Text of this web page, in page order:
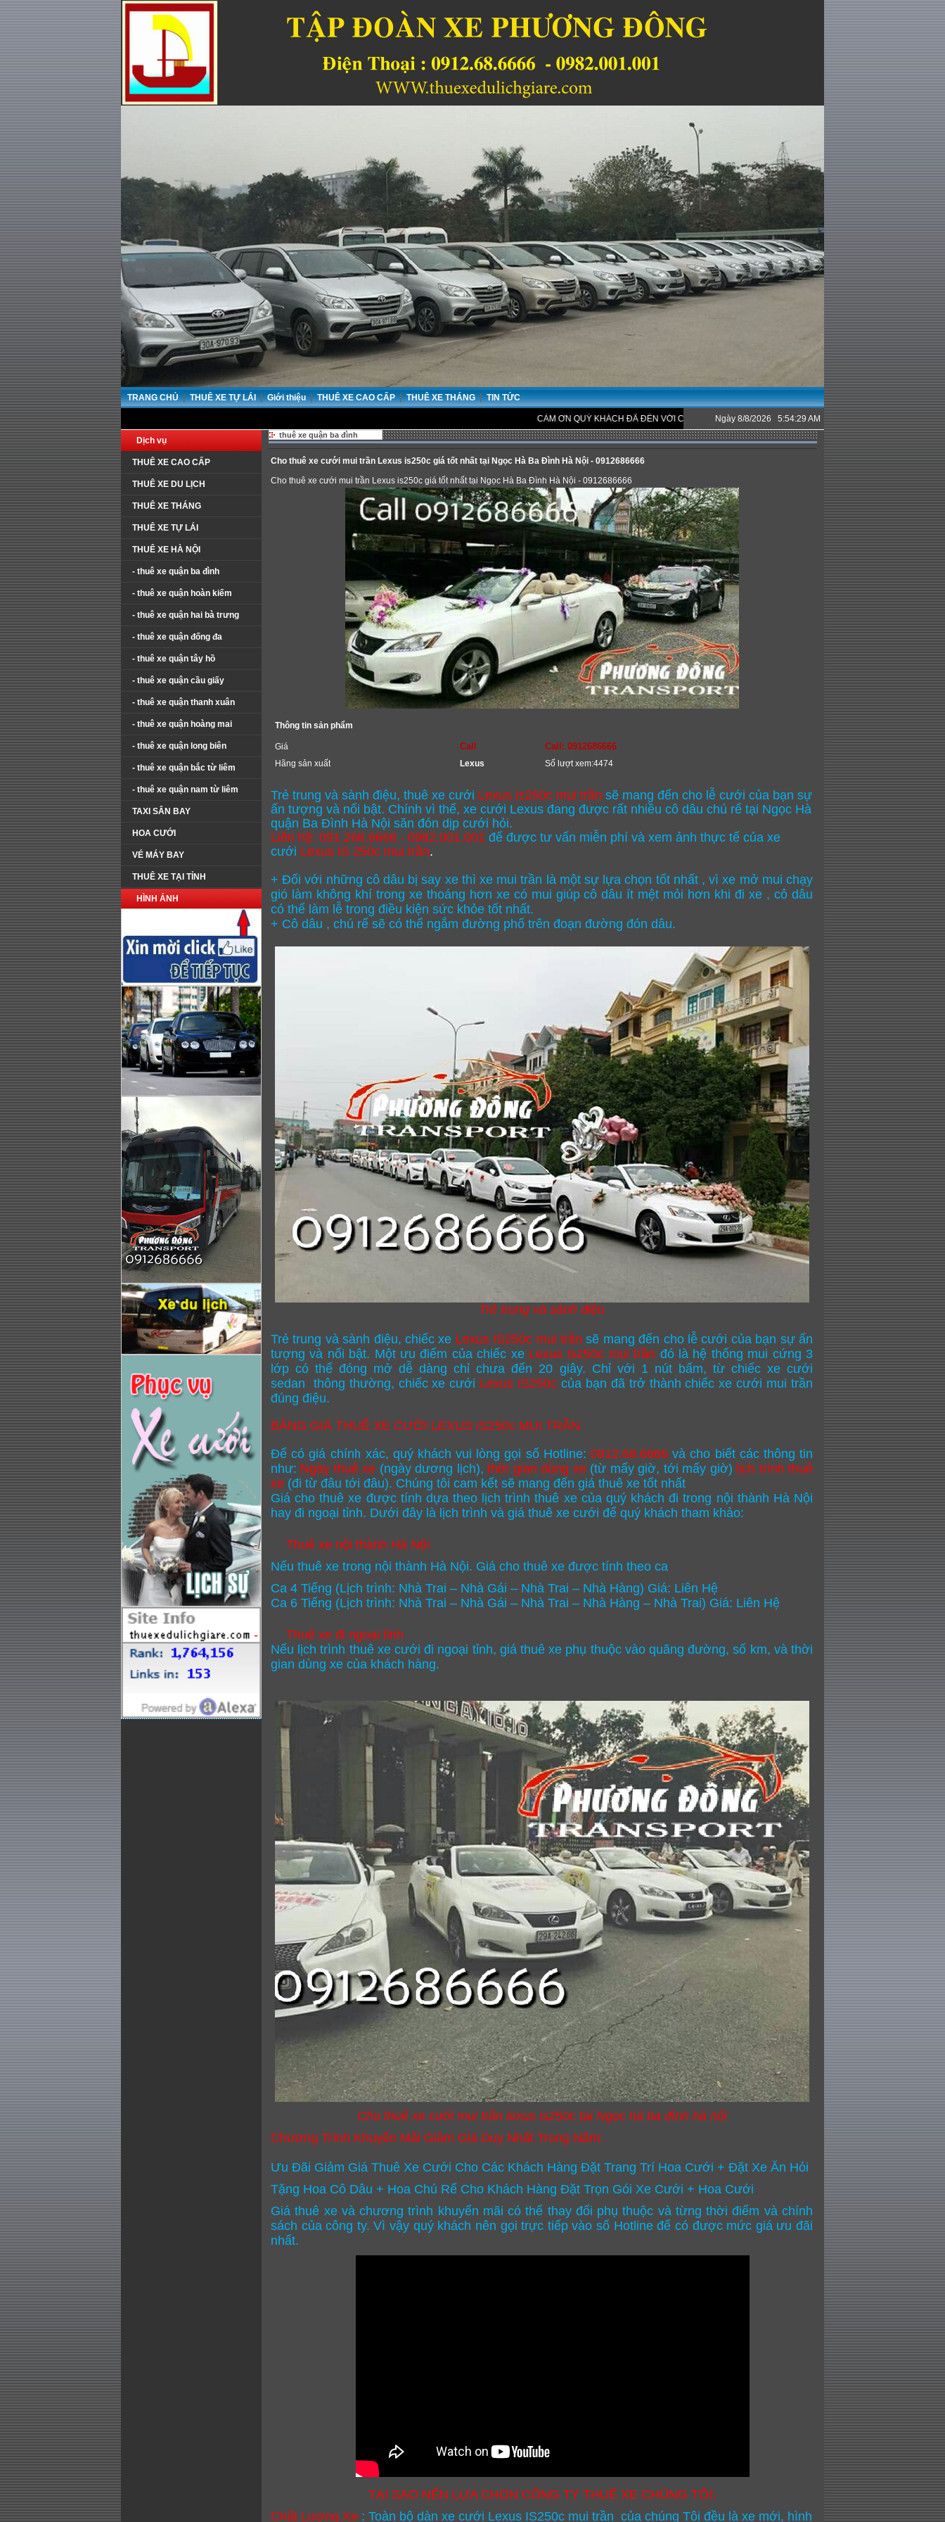
TRANG CHỦ | THUÊ XE TỰ LÁI | Giới thiệu | THUÊ XE CAO CẤP | THUÊ XE THÁNG | TIN TỨC
CẢM ƠN QUÝ KHÁCH ĐÃ ĐẾN VỚI CÔNG TY CHÚNG TÔI.Ngày 8/8/2026 5:54:29 AM
Dịch vụ
THUÊ XE CAO CẤP
THUÊ XE DU LỊCH
THUÊ XE THÁNG
THUÊ XE TỰ LÁI
THUÊ XE HÀ NỘI
- thuê xe quận ba đình
- thuê xe quận hoàn kiếm
- thuê xe quận hai bà trưng
- thuê xe quận đống đa
- thuê xe quận tây hồ
- thuê xe quận cầu giấy
- thuê xe quận thanh xuân
- thuê xe quận hoàng mai
- thuê xe quận long biên
- thuê xe quận bắc từ liêm
- thuê xe quận nam từ liêm
TAXI SÂN BAY
HOA CƯỚI
VÉ MÁY BAY
THUÊ XE TẠI TỈNH
HÌNH ẢNH
thuê xe quận ba đình
Cho thuê xe cưới mui trần Lexus is250c giá tốt nhất tại Ngọc Hà Ba Đình Hà Nội - 0912686666
Cho thuê xe cưới mui trần Lexus is250c giá tốt nhất tại Ngọc Hà Ba Đình Hà Nội - 0912686666
Thông tin sản phẩm
Giá Call Call: 0912686666
Hãng sản xuất Lexus Số lượt xem:4474
Trẻ trung và sành điệu, thuê xe cưới Lexus Is250c mui trần sẽ mang đến cho lễ cưới của bạn sự
ấn tượng và nổi bật. Chính vì thế, xe cưới Lexus đang được rất nhiều cô dâu chú rể tại Ngọc Hà
quận Ba Đình Hà Nội săn đón dịp cưới hỏi.
Liên hệ: 091.268.6666 - 0982.001.001 để được tư vấn miễn phí và xem ảnh thực tế của xe
cưới Lexus IS 250c mui trần.
+ Đối với những cô dâu bị say xe thì xe mui trần là một sự lựa chọn tốt nhất , vì xe mở mui chạy
gió làm không khí trong xe thoáng hơn xe có mui giúp cô dâu ít mệt mỏi hơn khi đi xe , cô dâu
có thể làm lễ trong điều kiện sức khỏe tốt nhất.
+ Cô dâu , chú rể sẽ có thể ngắm đường phố trên đoạn đường đón dâu.
Trẻ trung và sành điệu
Trẻ trung và sành điệu, chiếc xe Lexus IS250c mui trần sẽ mang đến cho lễ cưới của bạn sự ấn
tượng và nổi bật. Một ưu điểm của chiếc xe Lexus Is250c mui trần đó là hệ thống mui cứng 3
lớp có thể đóng mở dễ dàng chỉ chưa đến 20 giây. Chỉ với 1 nút bấm, từ chiếc xe cưới
sedan thông thường, chiếc xe cưới Lexus IS250ccủa bạn đã trở thành chiếc xe cưới mui trần
đúng điệu.
BẢNG GIÁ THUÊ XE CƯỚI LEXUS IS250c MUI TRẦN
Để có giá chính xác, quý khách vui lòng gọi số Hotline: 0912.68.6666 và cho biết các thông tin
như: Ngày thuê xe (ngày dương lịch),thời gian dùng xe (từ mấy giờ, tới mấy giờ) lịch trình thuê
xe (đi từ đâu tới đâu). Chúng tôi cam kết sẽ mang đến giá thuê xe tốt nhất
Giá cho thuê xe được tính dựa theo lịch trình thuê xe của quý khách đi trong nội thành Hà Nội
hay đi ngoại tỉnh. Dưới đây là lịch trình và giá thuê xe cưới để quý khách tham khảo:
-
Thuê xe nội thành Hà Nội
Nếu thuê xe trong nội thành Hà Nội. Giá cho thuê xe được tính theo ca
Ca 4 Tiếng (Lịch trình: Nhà Trai – Nhà Gái – Nhà Trai – Nhà Hàng) Giá: Liên Hệ
Ca 6 Tiếng (Lịch trình: Nhà Trai – Nhà Gái – Nhà Trai – Nhà Hàng – Nhà Trai) Giá: Liên Hệ
-
Thuê xe đi ngoại tỉnh
Nếu lịch trình thuê xe cưới đi ngoại tỉnh, giá thuê xe phụ thuộc vào quãng đường, số km, và thời
gian dùng xe của khách hàng.
Cho thuê xe cưới mui trần lexus is250c tại Ngọc hà ba đình hà nội
Chương Trình Khuyến Mãi Giảm Giá Duy Nhất Trong Năm:
Ưu Đãi Giảm Giá Thuê Xe Cưới Cho Các Khách Hàng Đặt Trang Trí Hoa Cưới + Đặt Xe Ăn Hỏi
Tặng Hoa Cô Dâu + Hoa Chú Rể Cho Khách Hàng Đặt Trọn Gói Xe Cưới + Hoa Cưới
Giá thuê xe và chương trình khuyến mãi có thể thay đổi phụ thuộc và từng thời điểm và chính
sách của công ty. Vì vậy quý khách nên gọi trực tiếp vào số Hotline để có được mức giá ưu đãi
nhất.
TẠI SAO NÊN LỰA CHỌN CÔNG TY THUÊ XE CHÚNG TÔI:
Chất Lượng Xe : Toàn bộ dàn xe cưới Lexus IS250c mui trần của chúng Tôi đều là xe mới, hình